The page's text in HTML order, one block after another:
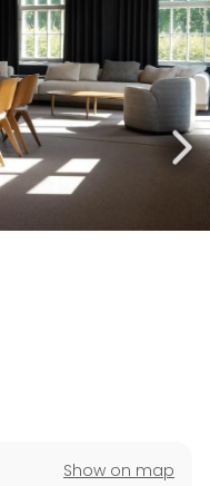
Show on map